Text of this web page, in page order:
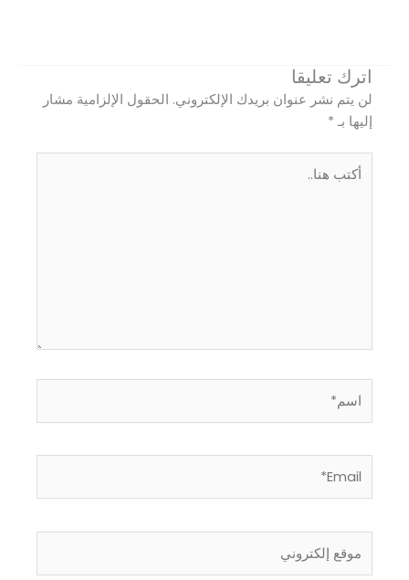
اترك تعليقا
لن يتم نشر عنوان بريدك الإلكتروني. الحقول الإلزامية مشار
إليها بـ *
أكتب
هنا..
إلكتروني